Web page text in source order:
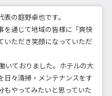
の庭野卓也です。
を通じて地域の皆様に「爽快
いただき笑顔になっていただ
いておりました。ホテルの大
日々清掃・メンテナンスをす
もやってみたいと思っていた